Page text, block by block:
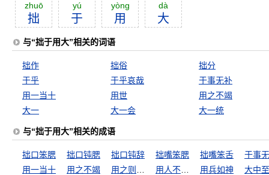
zhuō
拙
yú
于
yòng
用
dà
大
与“拙于用大”相关的词语
拙作 拙俗
拙分
于乎
于乎哀哉
于事无补
用一当十
用世
用之不竭
大一
大一会 大一统
与“拙于用大”相关的成语
拙口笨腮 拙口钝腮 拙口钝辞 拙嘴笨腮 拙嘴笨舌
于事
用一当十
用之不竭 用兵如神 大中